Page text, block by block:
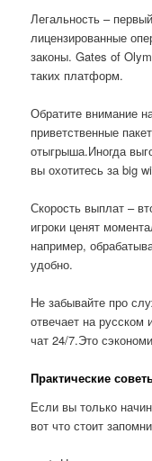
Легальность –
лицензированные
законы. Gates of
таких платформ.
Обратите внимание
приветственные
отыгрыша.Иногда
вы охотитесь за big
Скорость выплат –
игроки ценят
например,
удобно.
Не забывайте про
отвечает на русском
чат 24/7.Это
Практические
Если вы только
вот что стоит